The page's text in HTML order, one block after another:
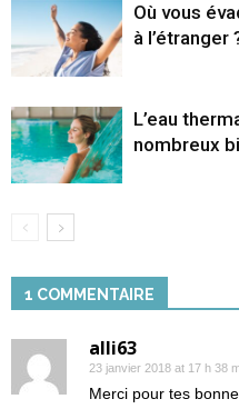
Où vous
à l’étranger
L’eau
nombreux
1 COMMENTAIRE
alli63
23 janvier 2018 at 17 h 38
Merci pour tes